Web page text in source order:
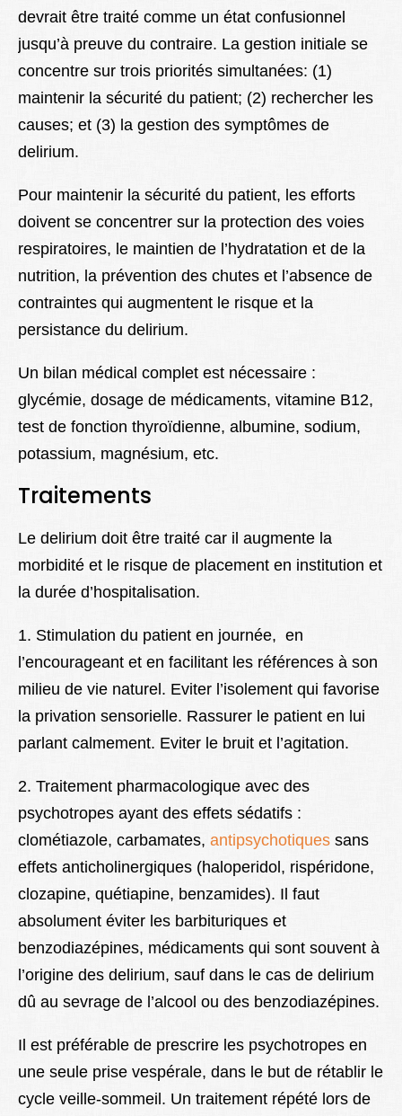
devrait être traité comme un état confusionnel
jusqu’à preuve du contraire. La gestion initiale se
concentre sur trois priorités simultanées: (1)
maintenir la sécurité du patient; (2) rechercher les
causes; et (3) la gestion des symptômes de
delirium.
Pour maintenir la sécurité du patient, les efforts
doivent se concentrer sur la protection des voies
respiratoires, le maintien de l’hydratation et de la
nutrition, la prévention des chutes et l’absence de
contraintes qui augmentent le risque et la
persistance du delirium.
Un bilan médical complet est nécessaire :
glycémie, dosage de médicaments, vitamine B12,
test de fonction thyroïdienne, albumine, sodium,
potassium, magnésium, etc.
Traitements
Le delirium doit être traité car il augmente la
morbidité et le risque de placement en institution et
la durée d’hospitalisation.
1. Stimulation du patient en journée, en
l’encourageant et en facilitant les références à son
milieu de vie naturel. Eviter l’isolement qui favorise
la privation sensorielle. Rassurer le patient en lui
parlant calmement. Eviter le bruit et l’agitation.
2. Traitement pharmacologique avec des
psychotropes ayant des effets sédatifs :
clométiazole, carbamates, antipsychotiques sans
effets anticholinergiques (haloperidol, rispéridone,
clozapine, quétiapine, benzamides). Il faut
absolument éviter les barbituriques et
benzodiazépines, médicaments qui sont souvent à
l’origine des delirium, sauf dans le cas de delirium
dû au sevrage de l’alcool ou des benzodiazépines.
Il est préférable de prescrire les psychotropes en
une seule prise vespérale, dans le but de rétablir le
cycle veille-sommeil. Un traitement répété lors de